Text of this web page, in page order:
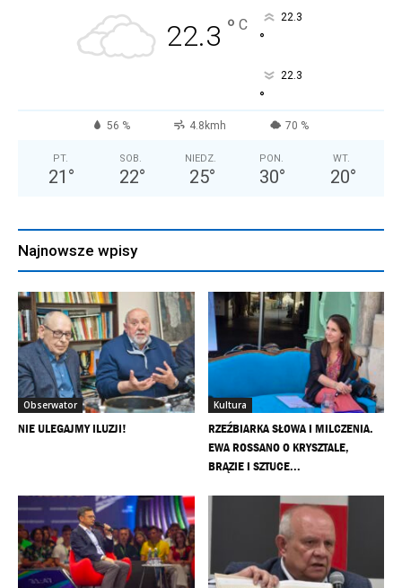
22.3 ° C 22.3
°
22.3
°
56 % 4.8kmh 70 %
PT.
21 °
SOB.
22°
NIEDZ.
25°
PON.
30°
WT.
20°
Najnowsze wpisy
Obserwator
NIE ULEGAJMY ILUZJI!
Kultura
RZEŹBIARKA SŁOWA I MILCZENIA.
EWA ROSSANO O KRYSZTALE,
BRĄZIE I SZTUCE...